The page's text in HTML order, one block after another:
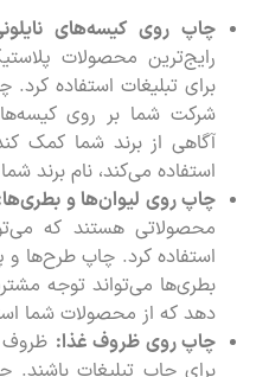
چاپ روی کیسه‌های
رایج‌ترین محصولات
برای تبلیغات استفاده
شرکت شما بر روی
آگاهی از برند شما کمک
استفاده می‌کند، نام برند
چاپ روی لیوان‌ها و
محصولاتی هستند که
استفاده کرد. چاپ طرح‌ها و
بطری‌ها می‌تواند توجه
دهد که از محصولات شما
چاپ روی ظروف غذا: ظروف
برای چاپ تبلیغات باشند.